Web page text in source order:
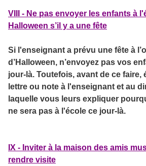
VIII - Ne pas envoyer les enfants à
Halloween s’il y a une fête
Si l'enseignant a prévu une fête à
d’Halloween, n’envoyez pas vos
jour-là. Toutefois, avant de ce faire,
lettre ou note à l'enseignant et au
laquelle vous leurs expliquer
ne sera pas à l'école ce jour-là.
IX - Inviter à la maison des amis
rendre visite